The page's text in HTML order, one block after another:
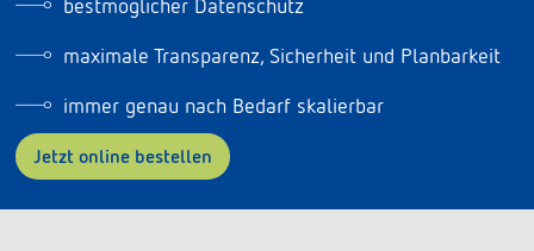
bestmöglicher Datenschutz
maximale Transparenz, Sicherheit und Planbarkeit
immer genau nach Bedarf skalierbar
Jetzt online bestellen